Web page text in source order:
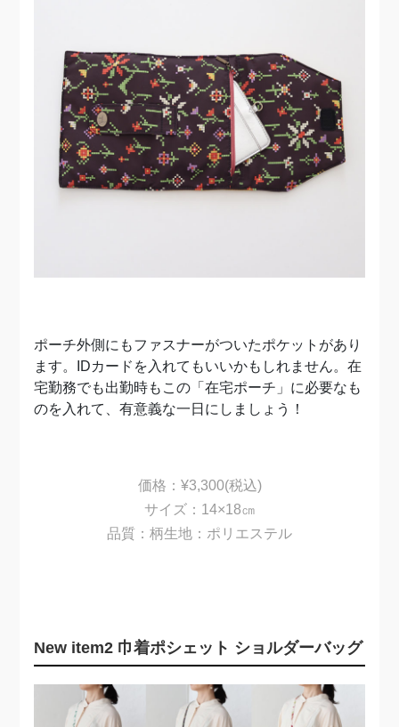
ポーチ外側にもファスナーがついたポケットがあり
ます。IDカードを入れてもいいかもしれません。在
宅勤務でも出勤時もこの「在宅ポーチ」に必要なも
のを入れて、有意義な一日にしましょう！
価格：¥3,300(税込)
サイズ：14×18㎝
品質：柄生地：ポリエステル
New item2 巾着ポシェット ショルダーバッグ